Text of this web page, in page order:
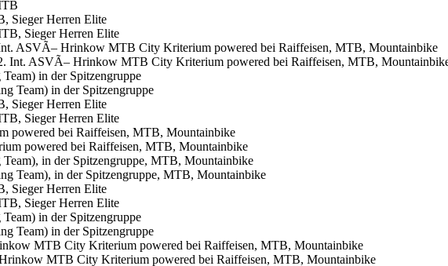
Sieger Herren Elite
ASVÃ– Hrinkow MTB City Kriterium powered bei Raiffeisen, MTB, Mountainbike
in der Spitzengruppe
Sieger Herren Elite
bei Raiffeisen, MTB, Mountainbike
in der Spitzengruppe, MTB, Mountainbike
Sieger Herren Elite
in der Spitzengruppe
MTB City Kriterium powered bei Raiffeisen, MTB, Mountainbike